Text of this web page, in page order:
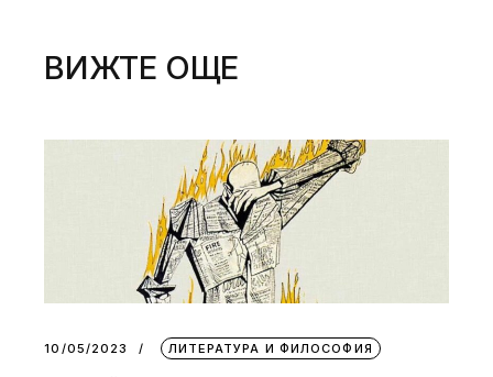
ВИЖТЕ ОЩЕ
10/05/2023 ЛИТЕРАТУРА И ФИЛОСОФИЯ